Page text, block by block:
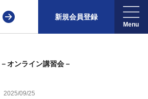
新規会員登録
－オンライン講習会－
2025/09/25